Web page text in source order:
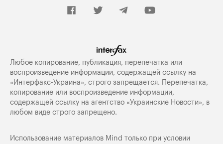
Любое копирование, публикация, перепечатка или
воспроизведение информации, содержащей ссылку на
«Интерфакс-Украина», строго запрещается. Перепечатка,
копирование или воспроизведение информации,
содержащей ссылку на агентство «Украинские Новости», в
любом виде строго запрещено.
Использование материалов Mind только при условии